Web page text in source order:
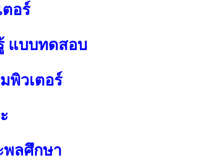
อร์
แบบทดสอบ
พิวเตอร์
ลศึกษา